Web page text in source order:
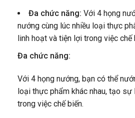
Đa chức năng: Với 4 họng
nướng cùng lúc nhiều loại thực
linh hoạt và tiện lợi trong việc chế
Đa chức năng:
Với 4 họng nướng, bạn có thể
loại thực phẩm khác nhau, tạo
trong việc chế biến.